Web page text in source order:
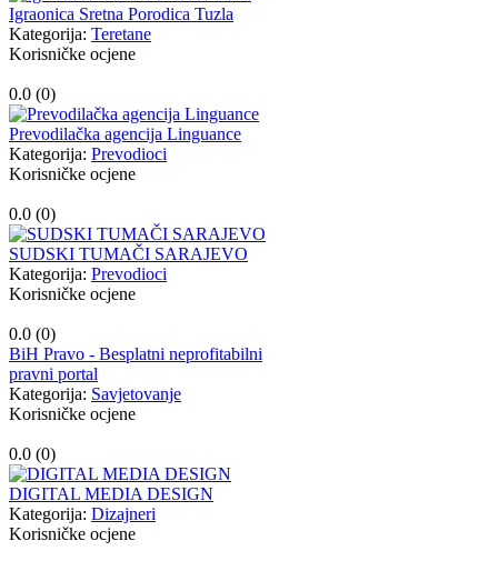
Igraonica Sretna Porodica Tuzla
Kategorija: Teretane
Korisničke ocjene
0.0 (0)
Prevodilačka agencija Linguance
Kategorija: Prevodioci
Korisničke ocjene
0.0 (0)
SUDSKI TUMAČI SARAJEVO
Kategorija: Prevodioci
Korisničke ocjene
0.0 (0)
BiH Pravo - Besplatni neprofitabilni
pravni portal
Kategorija: Savjetovanje
Korisničke ocjene
0.0 (0)
DIGITAL MEDIA DESIGN
Kategorija: Dizajneri
Korisničke ocjene